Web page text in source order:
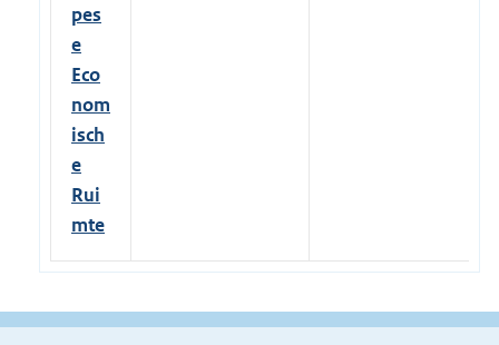
pes
e
Eco
nom
isch
e
Rui
mte